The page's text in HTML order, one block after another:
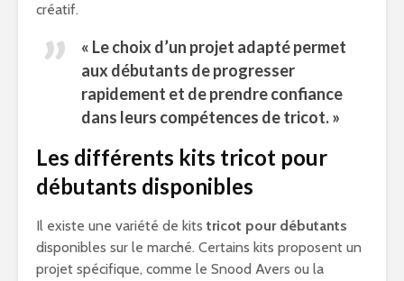
créatif.
« Le choix d’un projet adapté permet
aux débutants de progresser
rapidement et de prendre confiance
dans leurs compétences de tricot. »
Les différents kits tricot pour
débutants disponibles
Il existe une variété de kits tricot pour débutants
disponibles sur le marché. Certains kits proposent un
projet spécifique, comme le Snood Avers ou la